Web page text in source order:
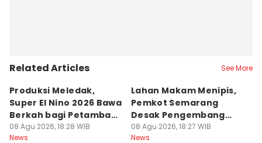
Related Articles See More
Produksi Meledak,
Super El Nino 2026 Bawa
Berkah bagi Petambak
Garam
08 Agu 2026, 18:28 WIB
News
Lahan Makam Menipis,
Pemkot Semarang
Desak Pengembang
Serahkan PSU
08 Agu 2026, 18:27 WIB
News